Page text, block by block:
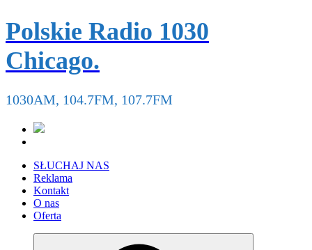
Polskie Radio 1030
Chicago.
1030AM, 104.7FM, 107.7FM
SŁUCHAJ NAS
Reklama
Kontakt
O nas
Oferta